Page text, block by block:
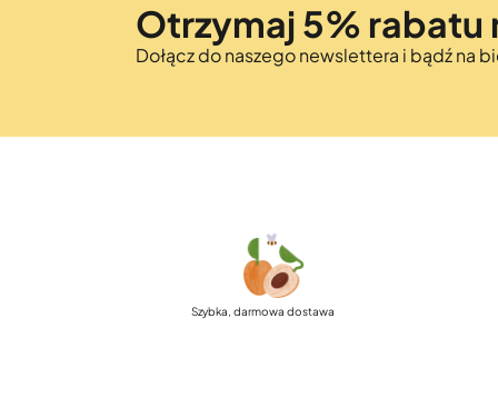
Otrzymaj 5% rabatu
Dołącz do naszego newslettera i bądź na
Szybka, darmowa dostawa